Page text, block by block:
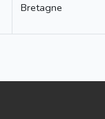
Bretagne